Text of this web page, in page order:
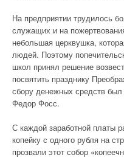
На предприятии трудилось
служащих и на
небольшая церквушка,
людей. Поэтому
школ принял решение
посвятить празднику
сбору денежных средств
Федор Фосс.
С каждой заработной платы
копейку с одного рубля на
прозвали этот собор